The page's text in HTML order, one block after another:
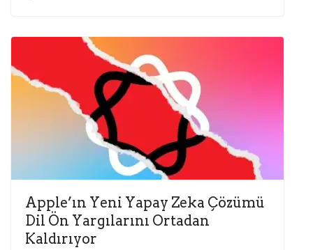
Apple’ın Yeni Yapay Zeka Çözümü
Dil Ön Yargılarını Ortadan
Kaldırıyor